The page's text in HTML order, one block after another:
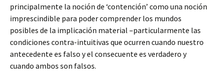
principalmente la noción de ‘contención’ como una noción
imprescindible para poder comprender los mundos
posibles de la implicación material –particularmente las
condiciones contra-intuitivas que ocurren cuando nuestro
antecedente es falso y el consecuente es verdadero y
cuando ambos son falsos.